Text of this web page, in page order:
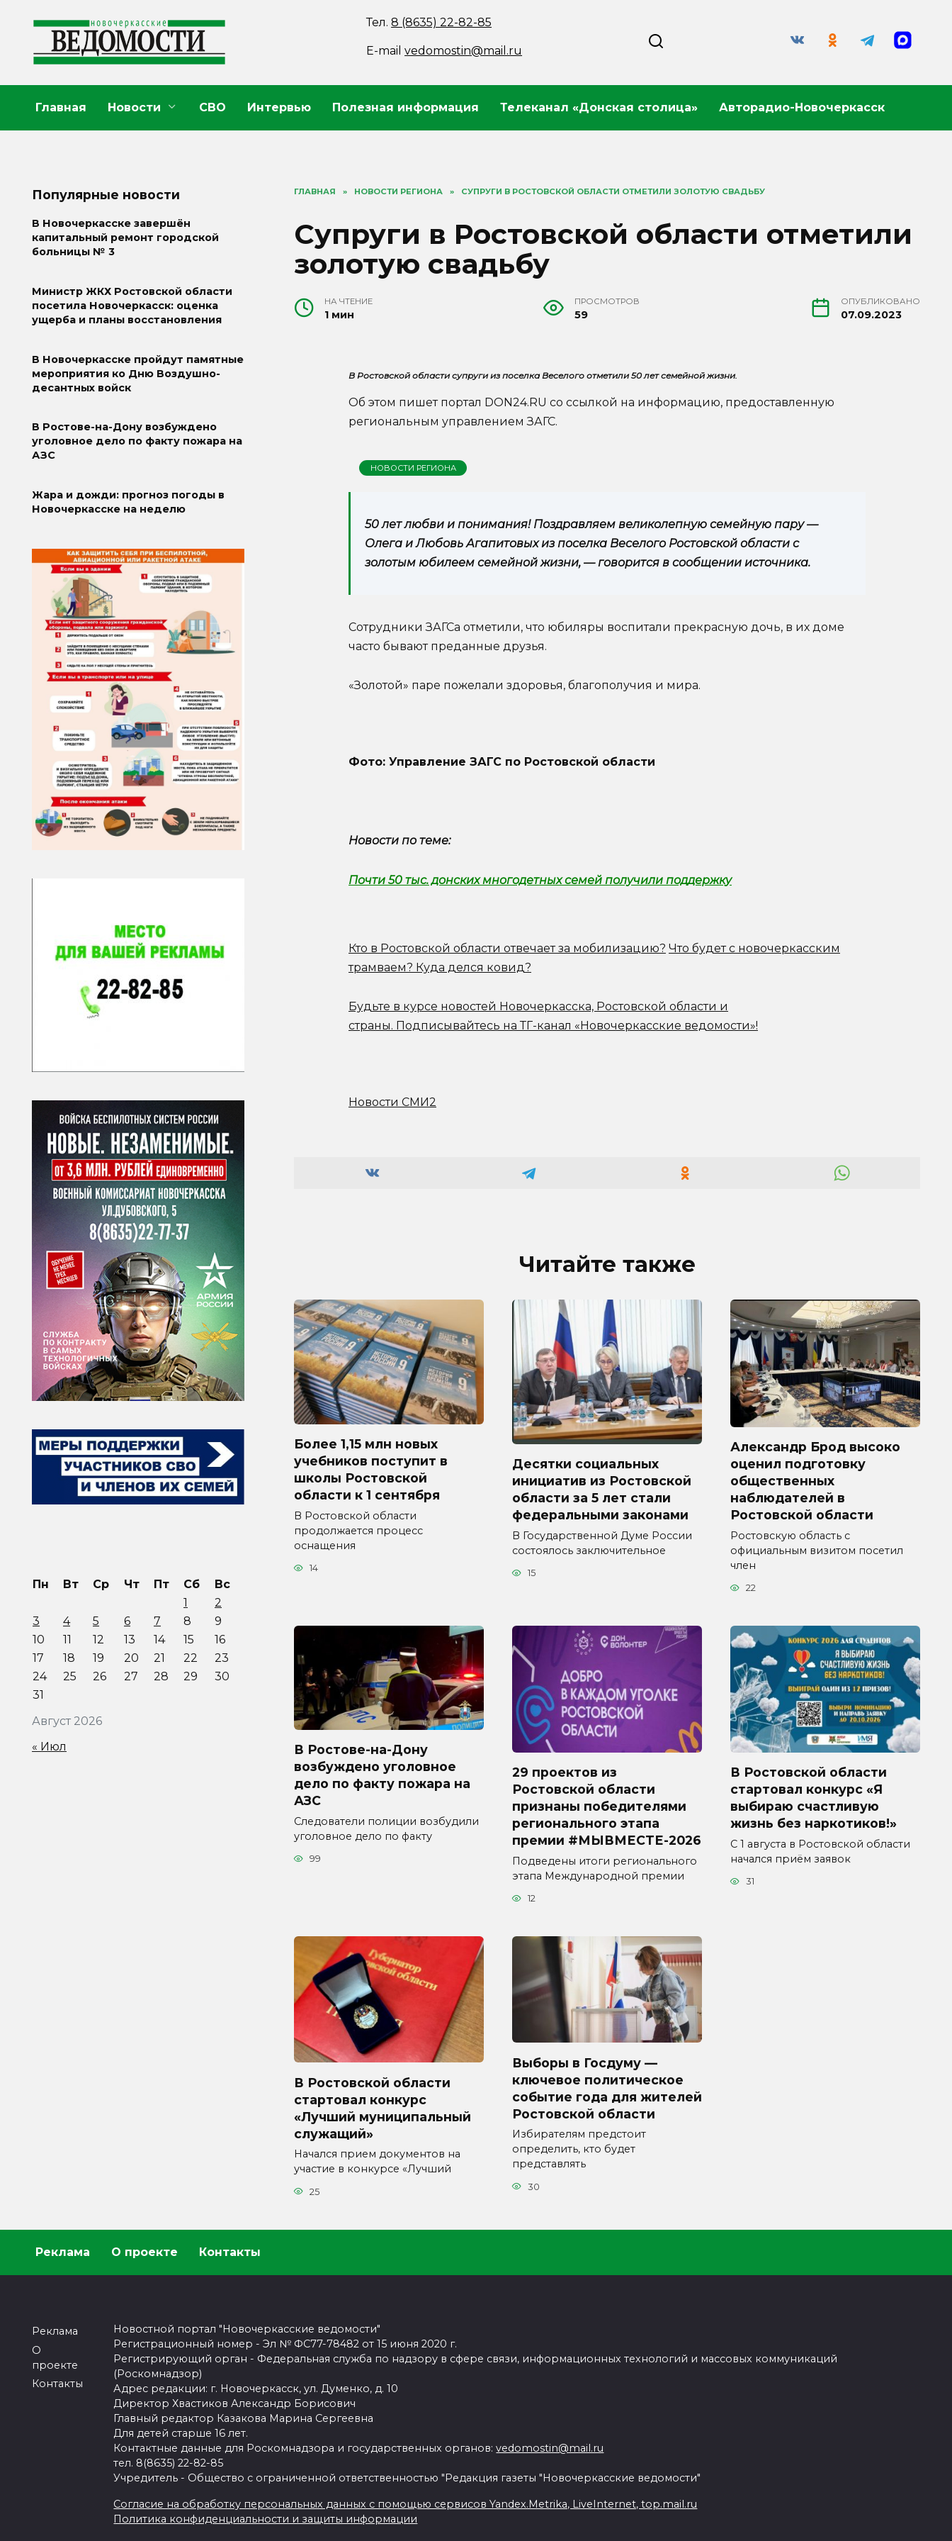
содержанию
Тел.8 (8635) 22-82-85
E-mailvedomostin@mail.ru
Главная Новости СВО Интервью Полезная информация Телеканал «Донская столица» Авторадио-Новочеркасск
ГЛАВНАЯ » НОВОСТИ РЕГИОНА » СУПРУГИ В РОСТОВСКОЙ ОБЛАСТИ ОТМЕТИЛИ ЗОЛОТУЮ СВАДЬБУ
Супруги в Ростовской области отметили
золотую свадьбу
НА ЧТЕНИЕ
1 мин
ПРОСМОТРОВ
59
ОПУБЛИКОВАНО
07.09.2023
В Ростовской области супруги из поселка Веселого отметили 50 лет семейной жизни.
Об этом пишет портал DON24.RU со ссылкой на информацию, предоставленную
региональным управлением ЗАГС.
НОВОСТИ РЕГИОНА
50 лет любви и понимания! Поздравляем великолепную семейную пару —
Олега и Любовь Агапитовых из поселка Веселого Ростовской области с
золотым юбилеем семейной жизни, — говорится в сообщении источника.
Сотрудники ЗАГСа отметили, что юбиляры воспитали прекрасную дочь, в их доме
часто бывают преданные друзья.
«Золотой» паре пожелали здоровья, благополучия и мира.
Фото: Управление ЗАГС по Ростовской области
Новости по теме:
Почти 50 тыс. донских многодетных семей получили поддержку
Кто в Ростовской области отвечает за мобилизацию? Что будет с новочеркасским
трамваем? Куда делся ковид?
Будьте в курсе новостей Новочеркасска, Ростовской области и
страны. Подписывайтесь на ТГ-канал «Новочеркасские ведомости»!
Новости СМИ2
Читайте также
Более 1,15 млн новых
учебников поступит в
школы Ростовской
области к 1 сентября
В Ростовской области
продолжается процесс
оснащения
14
Десятки социальных
инициатив из Ростовской
области за 5 лет стали
федеральными законами
В Государственной Думе России
состоялось заключительное
15
Александр Брод высоко
оценил подготовку
общественных
наблюдателей в
Ростовской области
Ростовскую область с
официальным визитом посетил
член
22
В Ростове-на-Дону
возбуждено уголовное
дело по факту пожара на
АЗС
Следователи полиции возбудили
уголовное дело по факту
99
29 проектов из
Ростовской области
признаны победителями
регионального этапа
премии #МЫВМЕСТЕ-2026
Подведены итоги регионального
этапа Международной премии
12
В Ростовской области
стартовал конкурс «Я
выбираю счастливую
жизнь без наркотиков!»
С 1 августа в Ростовской области
начался приём заявок
31
В Ростовской области
стартовал конкурс
«Лучший муниципальный
служащий»
Начался прием документов на
участие в конкурсе «Лучший
25
Выборы в Госдуму —
ключевое политическое
событие года для жителей
Ростовской области
Избирателям предстоит
определить, кто будет
представлять
30
Популярные новости
В Новочеркасске завершён
капитальный ремонт городской
больницы № 3
Министр ЖКХ Ростовской области
посетила Новочеркасск: оценка
ущерба и планы восстановления
В Новочеркасске пройдут памятные
мероприятия ко Дню Воздушно-
десантных войск
В Ростове-на-Дону возбуждено
уголовное дело по факту пожара на
АЗС
Жара и дожди: прогноз погоды в
Новочеркасске на неделю
Август 2026
Пн Вт Ср Чт Пт Сб
Вс
1
2
3
4 5 6 7 8
9
10
11 12 13 14 15
16
17
18 19 20 21 22
23
24
25 26 27 28 29
30
31
« Июл
Реклама О проекте Контакты
Реклама
О
проекте
Контакты
Новостной портал "Новочеркасские ведомости"
Регистрационный номер - Эл № ФС77-78482 от 15 июня 2020 г.
Регистрирующий орган - Федеральная служба по надзору в сфере связи, информационных технологий и массовых коммуникаций
(Роскомнадзор)
Адрес редакции: г. Новочеркасск, ул. Думенко, д. 10
Директор Хвастиков Александр Борисович
Главный редактор Казакова Марина Сергеевна
Для детей старше 16 лет.
Контактные данные для Роскомнадзора и государственных органов:vedomostin@mail.ru
тел. 8(8635) 22-82-85
Учредитель - Общество с ограниченной ответственностью "Редакция газеты "Новочеркасские ведомости"
Согласие на обработку персональных данных с помощью сервисов Yandex.Metrika, LiveInternet, top.mail.ru
Политика конфиденциальности и защиты информации